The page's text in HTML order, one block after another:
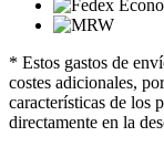
* Estos gastos de
costes adicionales,
características de los
directamente en la